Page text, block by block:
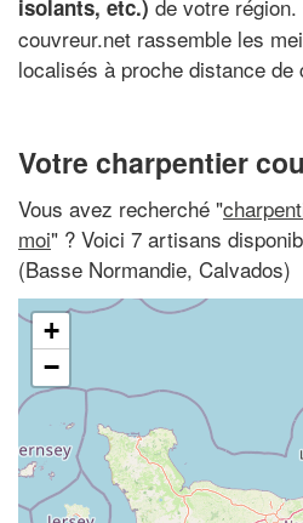
isolants, etc.) de votre
couvreur.net rassemble les
localisés à proche distance de
Votre charpentier
Vous avez recherché "
moi" ? Voici 7 artisans
(Basse Normandie, Calvados)
+
−